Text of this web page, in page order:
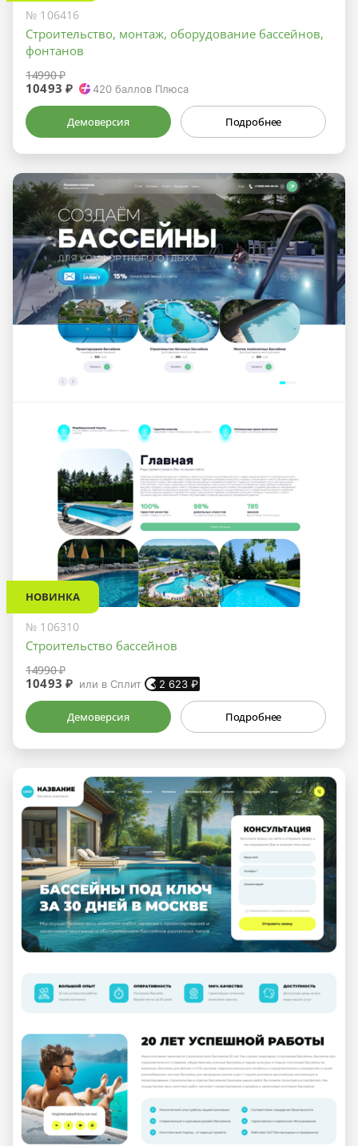
№ 106416
Строительство, монтаж, оборудование бассейнов,
фонтанов
14990 ₽
10493 ₽ 420 баллов Плюса
Демоверсия Подробнее
НОВИНКА
№ 106310
Строительство бассейнов
14990 ₽
10493 ₽ или в Сплит 2 623 ₽
Демоверсия Подробнее